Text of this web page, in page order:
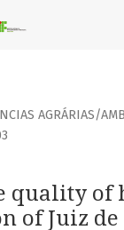
of honey sold in
AGRÁRIAS/
quality of
of Juiz de